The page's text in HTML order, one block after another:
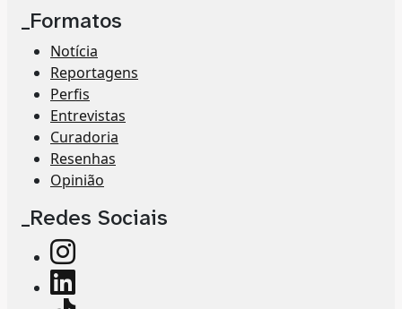
_Formatos
Notícia
Reportagens
Perfis
Entrevistas
Curadoria
Resenhas
Opinião
_Redes Sociais